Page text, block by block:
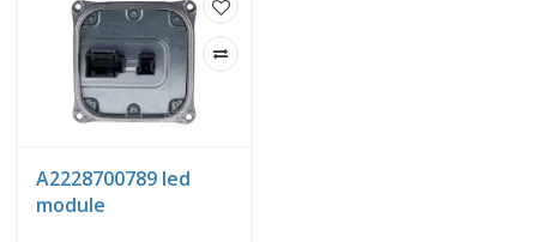
A2228700789 led
module